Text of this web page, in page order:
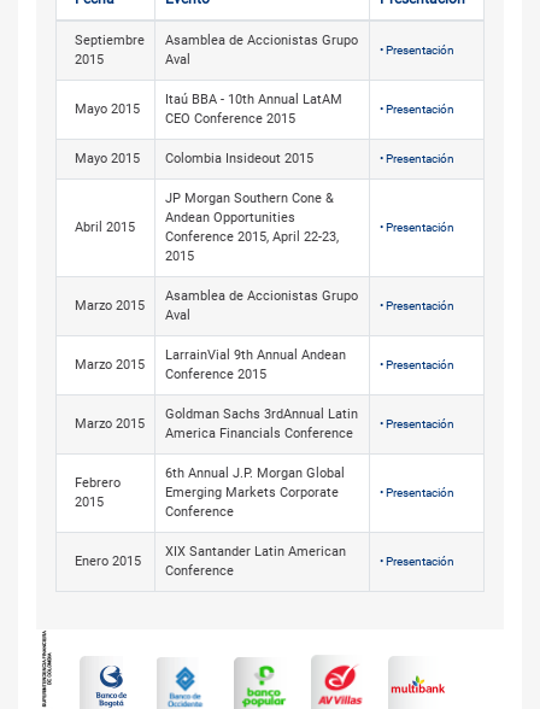
Septiembre
2015
Asamblea de Accionistas Grupo
Aval
• Presentación
Mayo 2015
Itaú BBA - 10th Annual LatAM
CEO Conference 2015
• Presentación
Mayo 2015 Colombia Insideout 2015 • Presentación
Abril 2015
JP Morgan Southern Cone &
Andean Opportunities
Conference 2015, April 22-23,
2015
• Presentación
Marzo 2015
Asamblea de Accionistas Grupo
Aval
• Presentación
Marzo 2015
LarrainVial 9th Annual Andean
Conference 2015
• Presentación
Marzo 2015
Goldman Sachs 3rdAnnual Latin
America Financials Conference
• Presentación
Febrero
2015
6th Annual J.P. Morgan Global
Emerging Markets Corporate
Conference
• Presentación
Enero 2015
XIX Santander Latin American
Conference
• Presentación